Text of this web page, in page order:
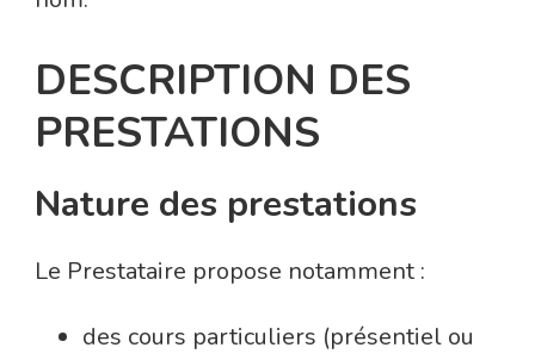
DESCRIPTION DES
PRESTATIONS
Nature des prestations
Le Prestataire propose notamment :
des cours particuliers (présentiel ou